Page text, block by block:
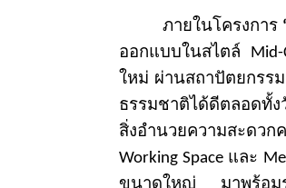
ภายในโครงการ
ออกแบบในสไตล์ Mid-
ใหม่ ผ่านสถาปัตยกรร
ธรรมชาติได้ดีตลอดทั้
สิ่งอำนวยความสะดวก
Working Space และ